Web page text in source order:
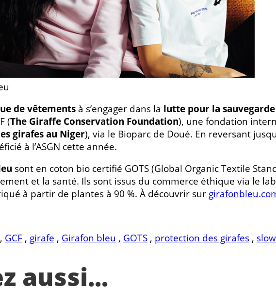
de vêtements à s’engager dans la lutte pour la
(The Giraffe Conservation Foundation), une fondation
girafes au Niger), via le Bioparc de Doué. En reversant
à l’ASGN cette année.
sont en coton bio certifié GOTS (Global Organic Textile
et la santé. Ils sont issus du commerce éthique via le
à partir de plantes à 90 %. À découvrir sur
, GCF , girafe , Girafon bleu , GOTS , protection des girafes ,
aussi...